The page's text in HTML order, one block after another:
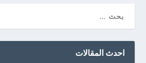
احدث المقالات